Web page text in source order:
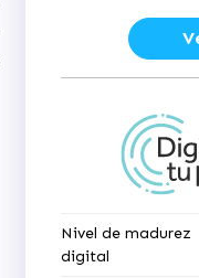
Nivel de madurez
digital